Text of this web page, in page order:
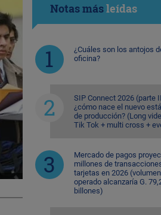
Notas másleídas
¿Cuáles son los antojos
oficina?
SIP Connect 2026 (parte
¿cómo nace el nuevo
de producción? (Long
Tik Tok + multi cross +
Mercado de pagos
millones de
tarjetas en 2026 (volumen
operado alcanzaría G.
billones)